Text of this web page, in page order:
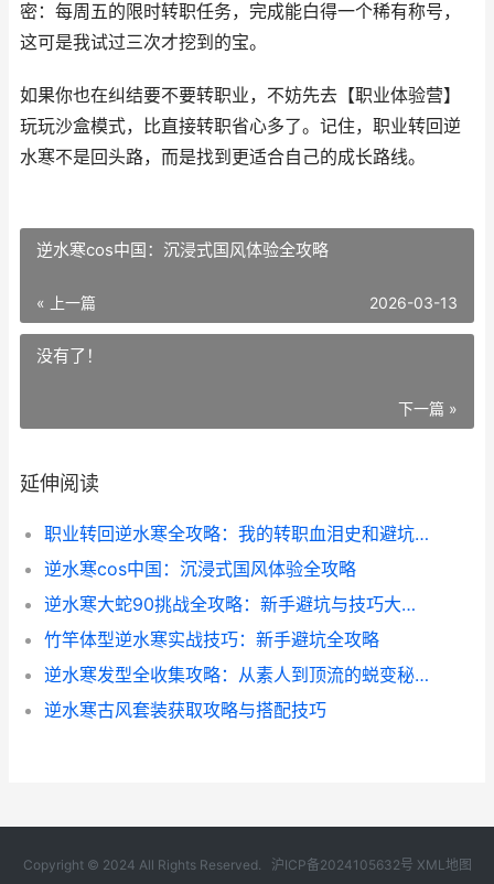
密：每周五的限时转职任务，完成能白得一个稀有称号，
这可是我试过三次才挖到的宝。
如果你也在纠结要不要转职业，不妨先去【职业体验营】
玩玩沙盒模式，比直接转职省心多了。记住，职业转回逆
水寒不是回头路，而是找到更适合自己的成长路线。
逆水寒cos中国：沉浸式国风体验全攻略
« 上一篇 2026-03-13
没有了！
下一篇 »
延伸阅读
职业转回逆水寒全攻略：我的转职血泪史和避坑指南
逆水寒cos中国：沉浸式国风体验全攻略
逆水寒大蛇90挑战全攻略：新手避坑与技巧大公开
竹竿体型逆水寒实战技巧：新手避坑全攻略
逆水寒发型全收集攻略：从素人到顶流的蜕变秘籍
逆水寒古风套装获取攻略与搭配技巧
Copyright © 2024 All Rights Reserved. 沪ICP备2024105632号 XML地图